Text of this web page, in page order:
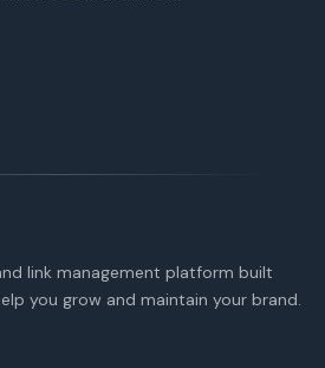
link management platform built
you grow and maintain your brand.